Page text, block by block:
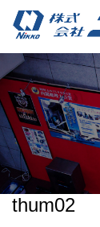
thum02